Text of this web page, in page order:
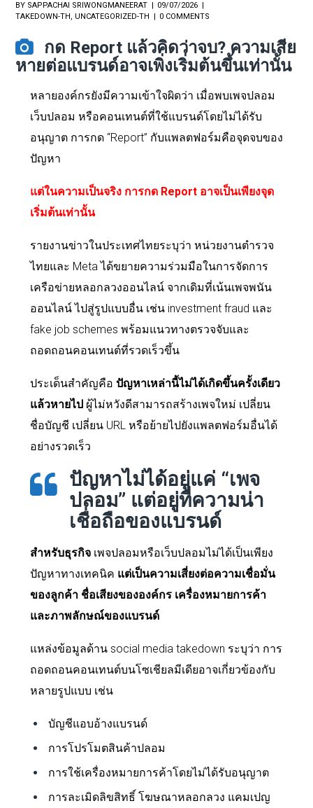
BY SAPPACHAI SRIWONGMANEERAT
09/07/2026
TAKEDOWN-TH, UNCATEGORIZED-TH 0 COMMENTS
กด Report แล้วคิดว่าจบ? ความเสีย
หายต่อแบรนด์อาจเพิ่งเริ่มต้นขึ้นเท่านั้น
หลายองค์กรยังมีความเข้าใจผิดว่า เมื่อพบเพจปลอม
เว็บปลอม หรือคอนเทนต์ที่ใช้แบรนด์โดยไม่ได้รับ
อนุญาต การกด “Report” กับแพลตฟอร์มคือจุดจบของ
ปัญหา
แต่ในความเป็นจริง การกด Report อาจเป็นเพียงจุด
เริ่มต้นเท่านั้น
รายงานข่าวในประเทศไทยระบุว่า หน่วยงานตำรวจ
ไทยและ Meta ได้ขยายความร่วมมือในการจัดการ
เครือข่ายหลอกลวงออนไลน์ จากเดิมที่เน้นเพจพนัน
ออนไลน์ ไปสู่รูปแบบอื่น เช่น investment fraud และ
fake job schemes พร้อมแนวทางตรวจจับและ
ถอดถอนคอนเทนต์ที่รวดเร็วขึ้น
ประเด็นสำคัญคือ ปัญหาเหล่านี้ไม่ได้เกิดขึ้นครั้งเดียว
แล้วหายไปผู้ไม่หวังดีสามารถสร้างเพจใหม่ เปลี่ยน
ชื่อบัญชี เปลี่ยน URL หรือย้ายไปยังแพลตฟอร์มอื่นได้
อย่างรวดเร็ว
ปัญหาไม่ได้อยู่แค่ “เพจ
ปลอม” แต่อยู่ที่ความน่า
เชื่อถือของแบรนด์
สำหรับธุรกิจเพจปลอมหรือเว็บปลอมไม่ได้เป็นเพียง
ปัญหาทางเทคนิค แต่เป็นความเสี่ยงต่อความเชื่อมั่น
ของลูกค้า ชื่อเสียงขององค์กร เครื่องหมายการค้า
และภาพลักษณ์ของแบรนด์
แหล่งข้อมูลด้าน social media takedown ระบุว่า การ
ถอดถอนคอนเทนต์บนโซเชียลมีเดียอาจเกี่ยวข้องกับ
หลายรูปแบบ เช่น
บัญชีแอบอ้างแบรนด์
การโปรโมตสินค้าปลอม
การใช้เครื่องหมายการค้าโดยไม่ได้รับอนุญาต
การละเมิดลิขสิทธิ์ โฆษณาหลอกลวง แคมเปญ